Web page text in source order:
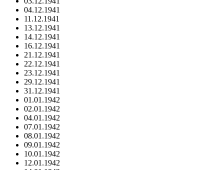
04.12.1941
11.12.1941
13.12.1941
14.12.1941
16.12.1941
21.12.1941
22.12.1941
23.12.1941
29.12.1941
31.12.1941
01.01.1942
02.01.1942
04.01.1942
07.01.1942
08.01.1942
09.01.1942
10.01.1942
12.01.1942